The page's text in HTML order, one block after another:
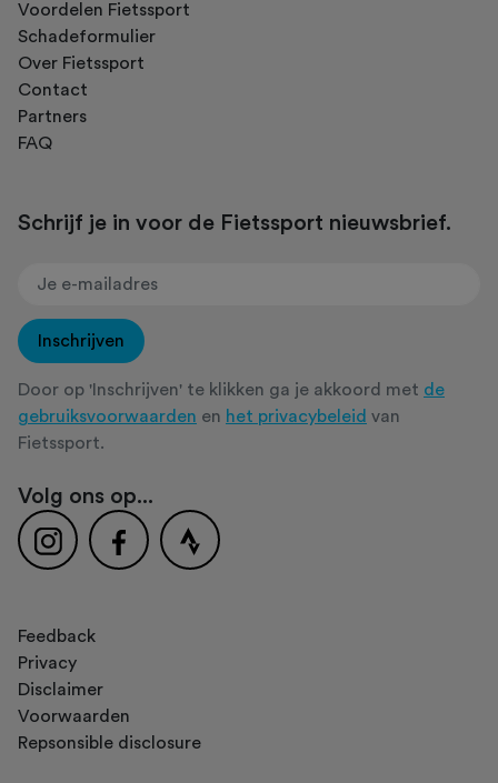
Voordelen Fietssport
Schadeformulier
Over Fietssport
Contact
Partners
FAQ
Schrijf je in voor de Fietssport nieuwsbrief.
Inschrijven
Door op 'Inschrijven' te klikken ga je akkoord met de
gebruiksvoorwaarden en het privacybeleid van
Fietssport.
Volg ons op...
Feedback
Privacy
Disclaimer
Voorwaarden
Repsonsible disclosure